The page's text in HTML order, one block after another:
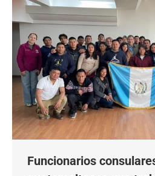
Funcionarios